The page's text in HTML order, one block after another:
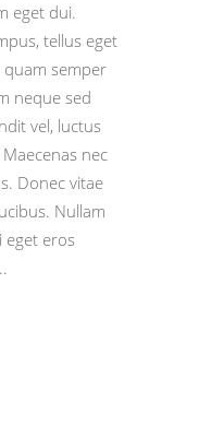
eget dui.
tellus eget
semper
neque sed
vel, luctus
nec
Donec vitae
Nullam
eget eros